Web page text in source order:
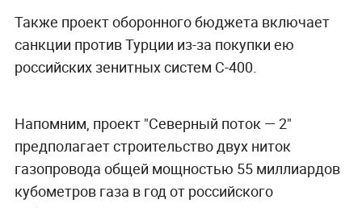
Также проект оборонного бюджета включает
санкции против Турции из-за покупки ею
российских зенитных систем С-400.
Напомним, проект "Северный поток — 2"
предполагает строительство двух ниток
газопровода общей мощностью 55 миллиардов
кубометров газа в год от российского